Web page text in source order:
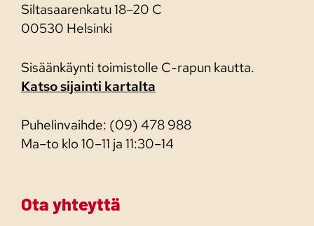
Siltasaarenkatu 18–20 C
00530 Helsinki
Sisäänkäynti toimistolle C-rapun kautta.
Katso sijainti kartalta
Puhelinvaihde: (09) 478 988
Ma–to klo 10–11 ja 11:30–14
Ota yhteyttä